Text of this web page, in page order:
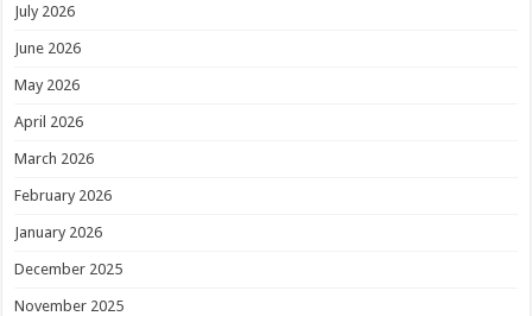
July 2026
June 2026
May 2026
April 2026
March 2026
February 2026
January 2026
December 2025
November 2025